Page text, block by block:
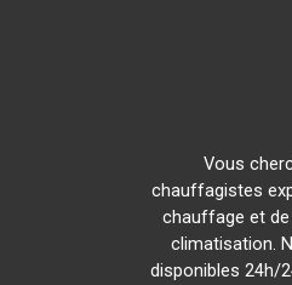
Vous
chauffagistes
chauffage et
climatisation.
disponibles 24h/